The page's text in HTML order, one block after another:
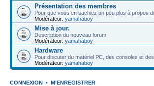
Présentation des membres
Pour que vous en sachiez un peu plus à propos
Modérateur: yamahaboy
Mise à jour.
Description du nouveau forum
Modérateur: yamahaboy
Hardware
Pour discuter du matériel PC, des consoles et
Modérateur: yamahaboy
CONNEXION • M’ENREGISTRER